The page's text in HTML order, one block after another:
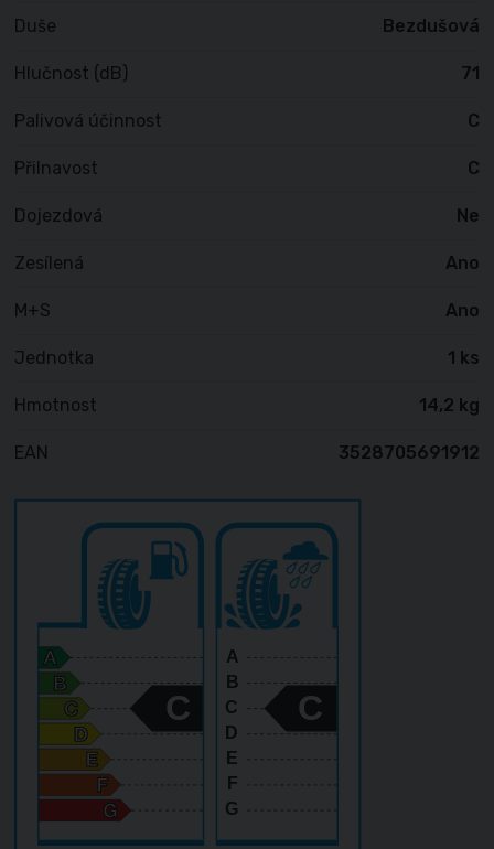
Duše Bezdušová
Hlučnost (dB) 71
Palivová účinnost C
Přilnavost C
Dojezdová Ne
Zesílená Ano
M+S Ano
Jednotka 1 ks
Hmotnost 14,2 kg
EAN 3528705691912
A
B
C
D
E
F
G
C C